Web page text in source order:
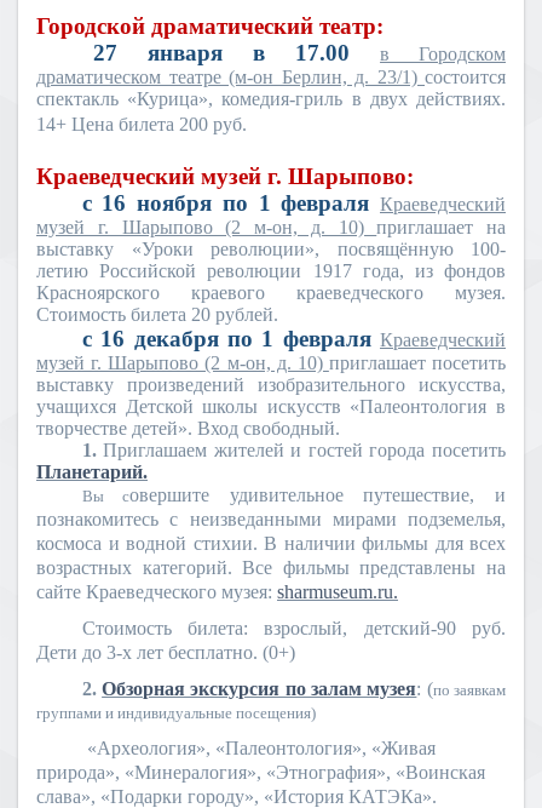
Городской драматический театр:
27 января в 17.00в Городском
драматическом театре (м-он Берлин, д. 23/1) состоится
спектакль «Курица», комедия-гриль в двух действиях.
14+ Цена билета 200 руб.
Краеведческий музей г. Шарыпово:
с 16 ноября по 1 февраля Краеведческий
музей г. Шарыпово (2 м-он, д. 10)приглашает на
выставку «Уроки революции», посвящённую 100-
летию Российской революции 1917 года, из фондов
Красноярского краевого краеведческого музея.
Стоимость билета 20 рублей.
с 16 декабря по 1 февраля Краеведческий
музей г. Шарыпово (2 м-он, д. 10) приглашает посетить
выставку произведений изобразительного искусства,
учащихся Детской школы искусств «Палеонтология в
творчестве детей». Вход свободный.
1.Приглашаем жителей и гостей города посетить
Планетарий.
Вы совершите удивительное путешествие, и
познакомитесь с неизведанными мирами подземелья,
космоса и водной стихии. В наличии фильмы для всех
возрастных категорий. Все фильмы представлены на
сайте Краеведческого музея: sharmuseum.ru.
Стоимость билета: взрослый, детский-90 руб.
Дети до 3-х лет бесплатно. (0+)
2.Обзорная экскурсия по залам музея: (по заявкам
группами и индивидуальные посещения)
«Археология», «Палеонтология», «Живая
природа», «Минералогия», «Этнография», «Воинская
слава», «Подарки городу», «История КАТЭКа».